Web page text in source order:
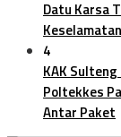
Datu Karsa
4
KAK
Poltekkes
Antar Paket